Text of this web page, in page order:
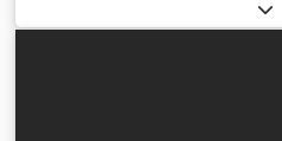
estante: 1300 mm nuevos
aluminio dos unidades de
interruptor de seguridad: